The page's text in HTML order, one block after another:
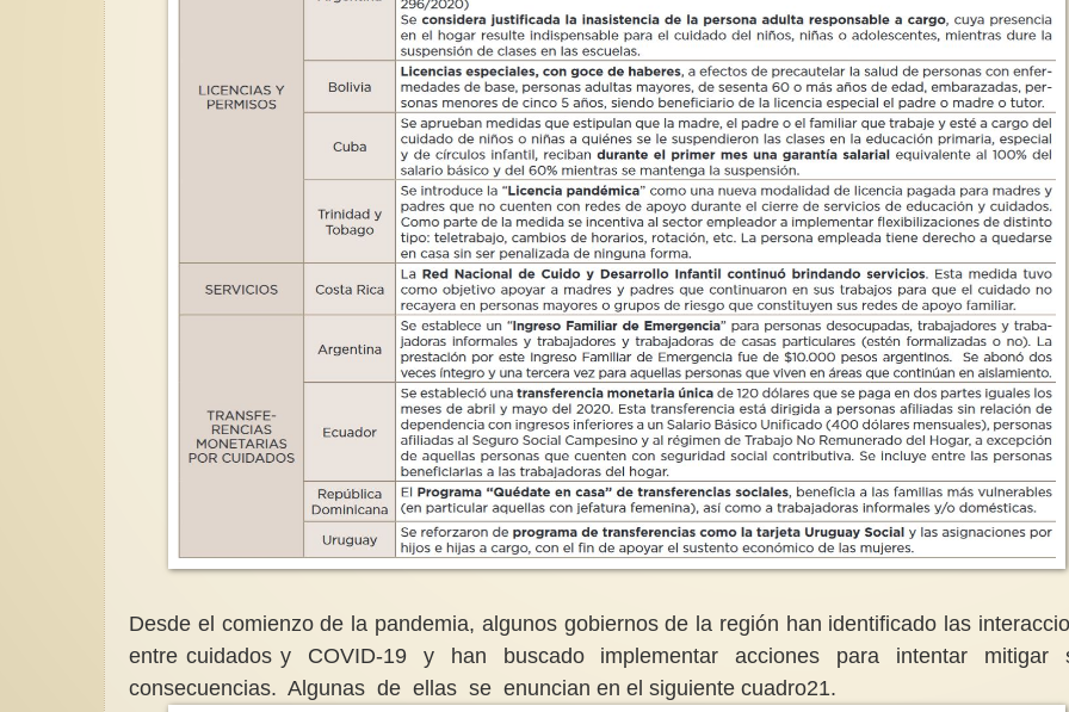
Desde el comienzo de la pandemia, algunos gobiernos de la región han identificado las
entre cuidados y COVID-19 y han buscado implementar acciones para intentar mitigar
consecuencias. Algunas de ellas se enuncian en el siguiente cuadro21.